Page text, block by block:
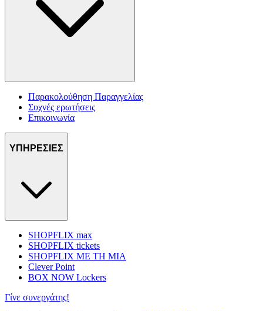
Παρακολούθηση Παραγγελίας
Συχνές ερωτήσεις
Επικοινωνία
ΥΠΗΡΕΣΙΕΣ
SHOPFLIX max
SHOPFLIX tickets
SHOPFLIX ΜΕ ΤΗ ΜΙΑ
Clever Point
BOX NOW Lockers
Γίνε συνεργάτης!